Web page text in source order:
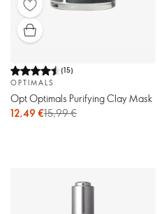
(15)
OPTIMALS
Opt Optimals Purifying Clay Mask
12,49 €15,99 €